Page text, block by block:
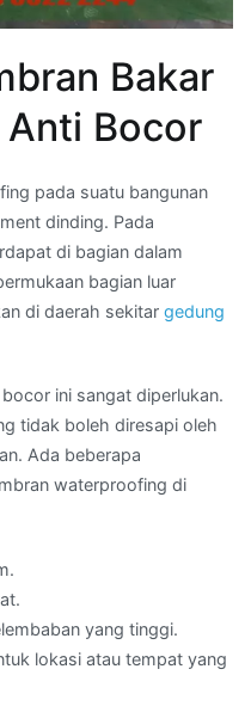
Bakar
Bocor
pada suatu bangunan
dinding. Pada
di bagian dalam
bagian luar
di daerah sekitar gedung
ini sangat diperlukan.
tidak boleh diresapi oleh
Ada beberapa
waterproofing di
yang tinggi.
lokasi atau tempat yang